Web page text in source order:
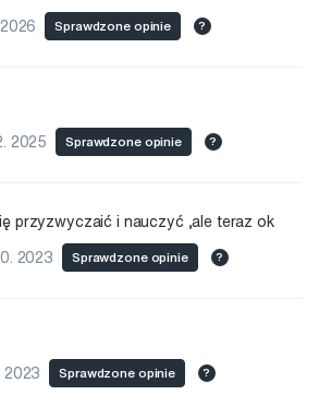
Sprawdzone opinie ?
2025 Sprawdzone opinie ?
przyzwyczaić i nauczyć ,ale teraz ok
2023 Sprawdzone opinie ?
2023 Sprawdzone opinie ?